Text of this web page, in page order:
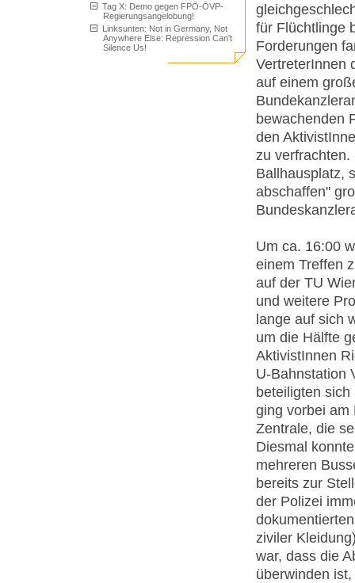
Tag X: Demo gegen FPÖ-ÖVP-
Regierungsangelobung!
Linksunten: Not in Germany, Not
Anywhere Else: Repression Can't
Silence Us!
für Flüchtlinge
Forderungen
VertreterInnen
auf einem
bewachenden
den
zu
Ballhausplatz,
abschaffen"
Um ca. 16:00
einem Treffen
auf der TU
und weitere
lange auf sich
um die Hälfte
AktivistInnen
U-Bahnstation
beteiligten
ging vorbei am
Zentrale, die
Diesmal
mehreren
bereits zur
der Polizei
ziviler
war, dass die
überwinden